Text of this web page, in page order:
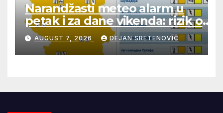
Narandžasti meteo alarm u
petak i za dane vikenda: rizik od
nastanka i širenja požara na
otvorenom i dalje veoma visok
AUGUST 7, 2026 DEJAN SRETENOVIC